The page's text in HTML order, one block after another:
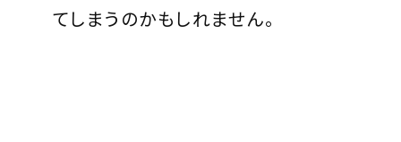
てしまうのかもしれません。